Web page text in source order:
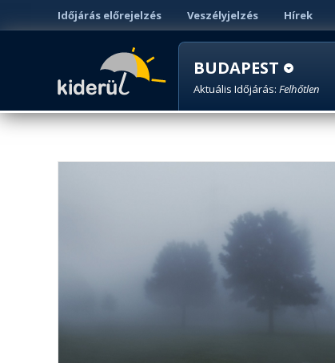
Időjárás előrejelzés Veszélyjelzés Hírek
BUDAPEST
Aktuális Időjárás: Felhőtlen